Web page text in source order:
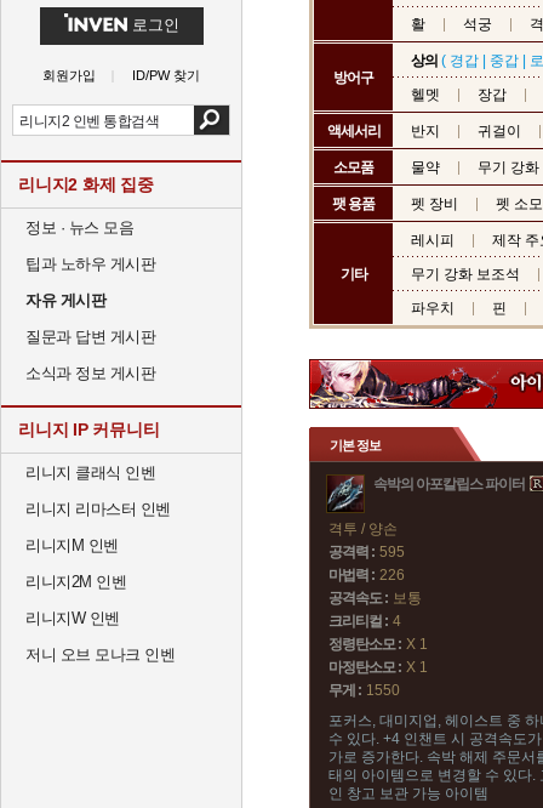
로그인
회원가입 ID/PW 찾기
리니지2 화제 집중
정보 · 뉴스 모음
팁과 노하우 게시판
자유 게시판
질문과 답변 게시판
소식과 정보 게시판
리니지 IP 커뮤니티
리니지 클래식 인벤
리니지 리마스터 인벤
리니지M 인벤
리니지2M 인벤
리니지W 인벤
저니 오브 모나크 인벤
활
석궁
방어구
상의 ( 경갑 중갑
헬멧
장갑
액세서리 반지 귀걸이
소모품 물약 무기 강
팻 용품 펫 장비 펫 소
기타
레시피
제작 주
무기 강화 보조석
파우치
핀
기본 정보
속박의 아포칼립스 파이터
격투 / 양손
공격력 : 595
마법력 : 226
공격속도 : 보통
크리티컬 : 4
정령탄소모 : X 1
마정탄소모 : X 1
무게 : 1550
포커스, 대미지업, 헤이스트 중
수 있다. +4 인챈트 시 공격속도
가로 증가한다. 속박 해제 주문서
태의 아이템으로 변경할 수 있다.
인 창고 보관 가능 아이템